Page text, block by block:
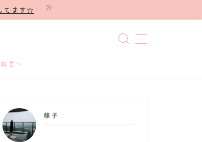
てます☆
言～
修子